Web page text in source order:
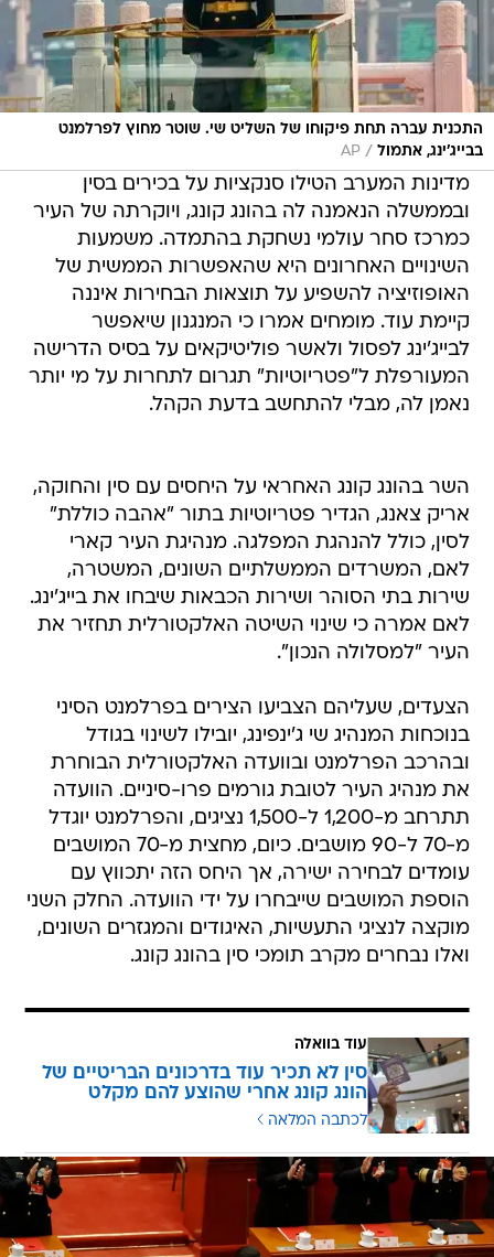
התכנית עברה תחת פיקוחו של השליט שי. שוטר מחוץ לפרלמנט
בבייג'ינג, אתמול /
AP
מדינות המערב הטילו סנקציות על בכירים בסין
ובממשלה הנאמנה לה בהונג קונג, ויוקרתה של העיר
כמרכז סחר עולמי נשחקת בהתמדה. משמעות
השינויים האחרונים היא שהאפשרות הממשית של
האופוזיציה להשפיע על תוצאות הבחירות איננה
קיימת עוד. מומחים אמרו כי המנגנון שיאפשר
לבייג'ינג לפסול ולאשר פוליטיקאים על בסיס הדרישה
המעורפלת ל"פטריוטיות" תגרום לתחרות על מי יותר
נאמן לה, מבלי להתחשב בדעת הקהל.
השר בהונג קונג האחראי על היחסים עם סין והחוקה,
אריק צאנג, הגדיר פטריוטיות בתור "אהבה כוללת"
לסין, כולל להנהגת המפלגה. מנהיגת העיר קארי
לאם, המשרדים הממשלתיים השונים, המשטרה,
שירות בתי הסוהר ושירות הכבאות שיבחו את בייג'ינג.
לאם אמרה כי שינוי השיטה האלקטורלית תחזיר את
העיר "למסלולה הנכון".
הצעדים, שעליהם הצביעו הצירים בפרלמנט הסיני
בנוכחות המנהיג שי ג'ינפינג, יובילו לשינוי בגודל
ובהרכב הפרלמנט ובוועדה האלקטורלית הבוחרת
את מנהיג העיר לטובת גורמים פרו-סיניים. הוועדה
תתרחב מ-1,200 ל-1,500 נציגים, והפרלמנט יוגדל
מ-70 ל-90 מושבים. כיום, מחצית מ-70 המושבים
עומדים לבחירה ישירה, אך היחס הזה יתכווץ עם
הוספת המושבים שייבחרו על ידי הוועדה. החלק השני
מוקצה לנציגי התעשיות, האיגודים והמגזרים השונים,
ואלו נבחרים מקרב תומכי סין בהונג קונג.
עוד בוואלה
סין לא תכיר עוד בדרכונים הבריטיים של
הונג קונג אחרי שהוצע להם מקלט
לכתבה המלאה